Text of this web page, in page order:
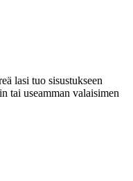
lasi tuo sisustukseen
tai useamman valaisimen